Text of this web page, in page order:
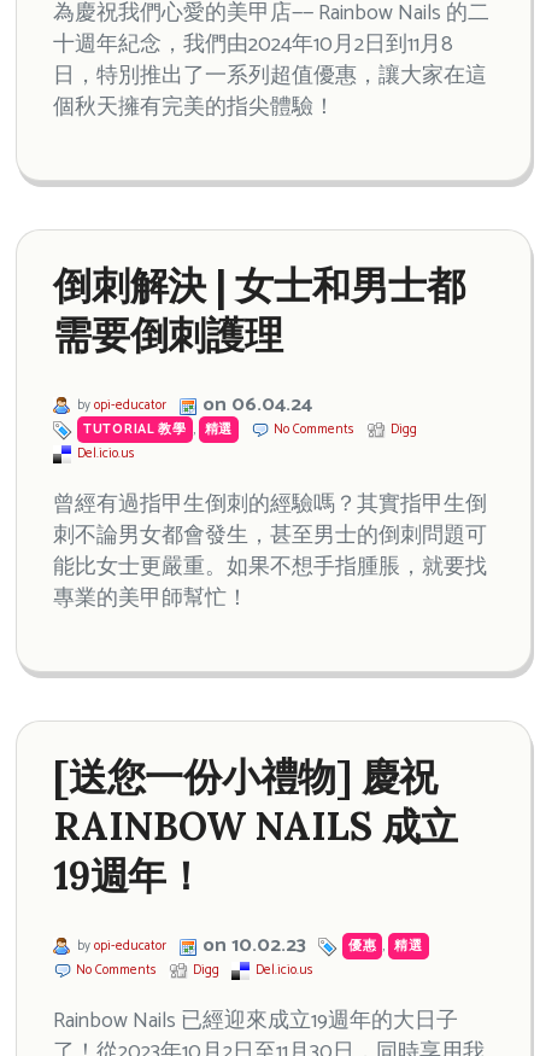
為慶祝我們心愛的美甲店—— Rainbow Nails 的二
十週年紀念，我們由2024年10月2日到11月8
日，特別推出了一系列超值優惠，讓大家在這
個秋天擁有完美的指尖體驗！
倒刺解決 | 女士和男士都
需要倒刺護理
byopi-educator on 06.04.24
TUTORIAL 教學 , 精選 No Comments
Digg
Del.icio.us
曾經有過指甲生倒刺的經驗嗎？其實指甲生倒
刺不論男女都會發生，甚至男士的倒刺問題可
能比女士更嚴重。如果不想手指腫脹，就要找
專業的美甲師幫忙！
[送您一份小禮物] 慶祝
RAINBOW NAILS 成立
19週年！
byopi-educator on 10.02.23 優惠 , 精選
No Comments
Digg Del.icio.us
Rainbow Nails 已經迎來成立19週年的大日子